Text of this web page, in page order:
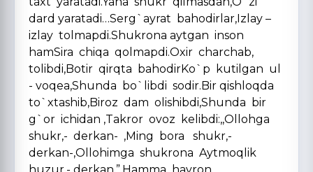
dard yaratadi…Serg`ayrat bahodirlar,Izlay –
izlay tolmapdi.Shukrona aytgan inson
hamSira chiqa qolmapdi.Oxir charchab,
tolibdi,Botir qirqta bahodirKo`p kutilgan ul
- voqea,Shunda bo`libdi sodir.Bir qishloqda
to`xtashib,Biroz dam olishibdi,Shunda bir
g`or ichidan ,Takror ovoz kelibdi:,,Ollohga
shukr,- derkan- ,Ming bora shukr,-
derkan-,Ollohimga shukrona Aytmoqlik